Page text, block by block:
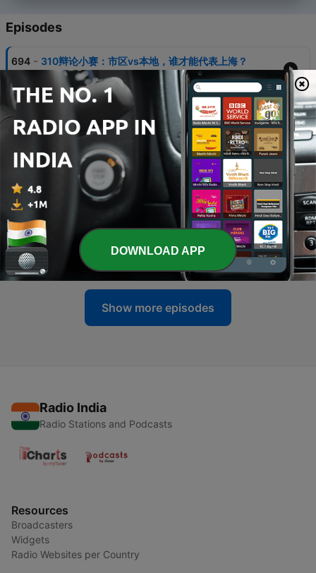
Episodes
694 - 310辩论小赛：市区vs本地，谁才能代表上海？
693 - “我型我秀”20年同学会：回到那个充满记忆的夏天
27 Jun 2026
692 - 沪上代表“好声音”：我们的从艺经历和城市记忆
15 May 2026
691 - 和《菜肉馄饨》作者聊聊上海的“烟火气”
02 May 2026
690 - 上海的时尚嗲囡囡们都怎么“拗造型”、“翻行头”的？
08 Apr 2026
Show more episodes
Radio India
Radio Stations and Podcasts
Resources
Broadcasters
Widgets
Radio Websites per Country
DOWNLOAD APP